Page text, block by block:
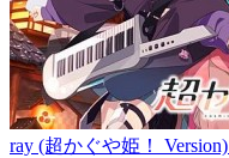
ray (超かぐや姫！ Version)